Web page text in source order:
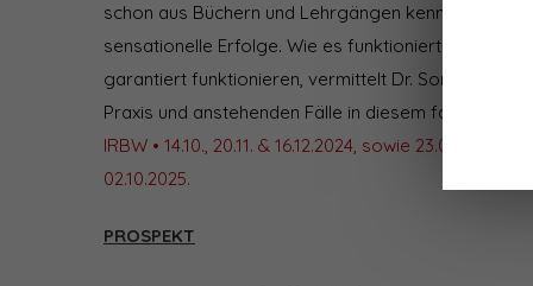
schon aus Büchern und Lehrgängen kennen – und
sensationelle Erfolge. Wie es funktioniert und
garantiert funktionieren, vermittelt Dr. Sonja
Praxis und anstehenden Fälle in diesem
IRBW • 14.10., 20.11. & 16.12.2024, sowie 23.01., 06.02.,
02.10.2025.
PROSPEKT